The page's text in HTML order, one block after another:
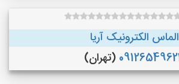
الماس الکترونیک آریا
(تهران)